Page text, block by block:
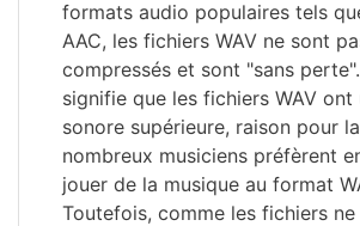
formats audio populaires tels
AAC, les fichiers WAV ne sont
compressés et sont "sans
signifie que les fichiers WAV ont
sonore supérieure, raison pour
nombreux musiciens préfèrent
jouer de la musique au format
Toutefois, comme les fichiers